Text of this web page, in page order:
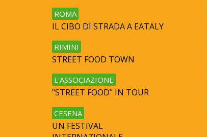
ROMA
IL CIBO DI STRADA A EATALY
RIMINI
STREET FOOD TOWN
L'ASSOCIAZIONE
"STREET FOOD" IN TOUR
CESENA
UN FESTIVAL